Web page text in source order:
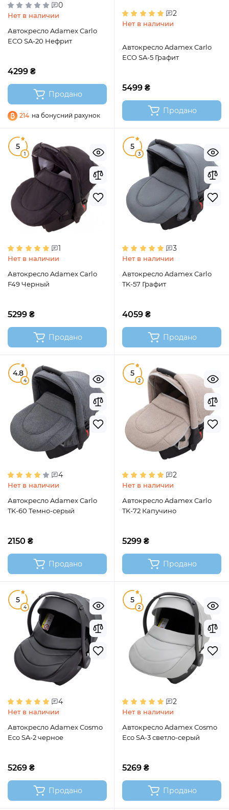
0
Нет в наличии
Автокресло Adamex Carlo
ECO SA-20 Нефрит
4299 ₴
Продано
214 на бонусний рахунок
2
Нет в наличии
Автокресло Adamex Carlo
ECO SA-5 Графит
5499 ₴
Продано
5
1
1
Нет в наличии
Автокресло Adamex Carlo
F49 Черный
5299 ₴
Продано
5
3
3
Нет в наличии
Автокресло Adamex Carlo
TK-57 Графит
4059 ₴
Продано
4.8
4
4
Нет в наличии
Автокресло Adamex Carlo
TK-60 Темно-серый
2150 ₴
Продано
5
2
2
Нет в наличии
Автокресло Adamex Carlo
TK-72 Капучино
5299 ₴
Продано
5
4
4
Нет в наличии
Автокресло Adamex Cosmo
Eco SA-2 черное
5269 ₴
Продано
5
2
2
Нет в наличии
Автокресло Adamex Cosmo
Eco SA-3 светло-серый
5269 ₴
Продано